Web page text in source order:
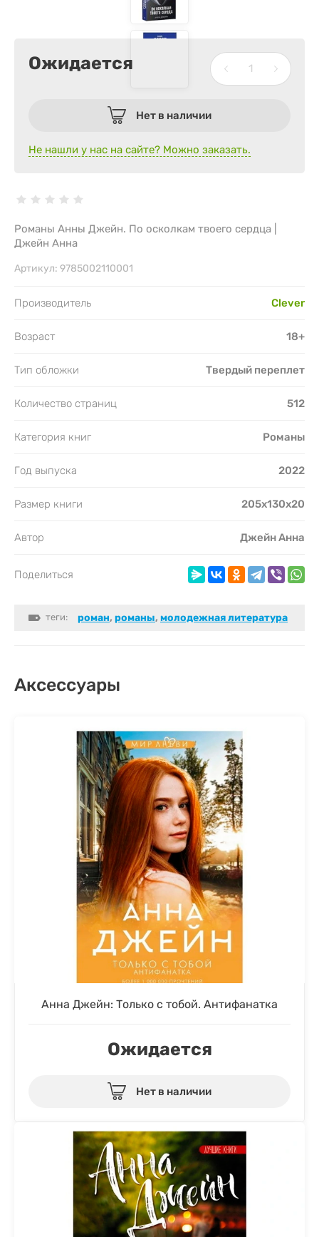
Ожидается
Нет в наличии
Не нашли у нас на сайте? Можно заказать.
Романы Анны Джейн. По осколкам твоего сердца |
Джейн Анна
Артикул: 9785002110001
Производитель Clever
Возраст 18+
Тип обложки Твердый переплет
Количество страниц 512
Категория книг Романы
Год выпуска 2022
Размер книги 205х130x20
Автор Джейн Анна
Поделиться
теги: роман, романы, молодежная литература
Аксессуары
Анна Джейн: Только с тобой. Антифанатка
Ожидается
Нет в наличии